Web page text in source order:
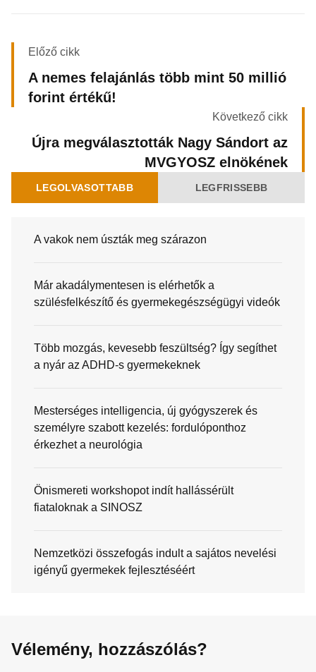
Előző cikk
A nemes felajánlás több mint 50 millió
forint értékű!
Következő cikk
Újra megválasztották Nagy Sándort az
MVGYOSZ elnökének
LEGOLVASOTTABB LEGFRISSEBB
A vakok nem úszták meg szárazon
Már akadálymentesen is elérhetők a
szülésfelkészítő és gyermekegészségügyi videók
Több mozgás, kevesebb feszültség? Így segíthet
a nyár az ADHD-s gyermekeknek
Mesterséges intelligencia, új gyógyszerek és
személyre szabott kezelés: fordulóponthoz
érkezhet a neurológia
Önismereti workshopot indít hallássérült
fiataloknak a SINOSZ
Nemzetközi összefogás indult a sajátos nevelési
igényű gyermekek fejlesztéséért
Vélemény, hozzászólás?